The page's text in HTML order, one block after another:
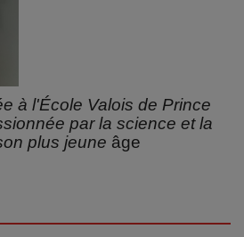
à l'École Valois de Prince
par la science et la
plus jeune âge